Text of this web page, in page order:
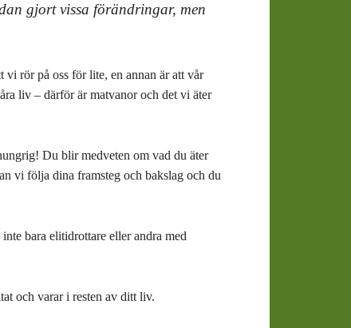
gjort vissa förändringar, men
rör på oss för lite, en annan är att vår
liv – därför är matvanor och det vi äter
Du blir medveten om vad du äter
vi följa dina framsteg och bakslag och du
bara elitidrottare eller andra med
och varar i resten av ditt liv.